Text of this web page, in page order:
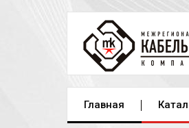
Главная